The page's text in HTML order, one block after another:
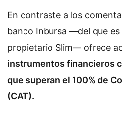
En contraste a los
banco Inbursa —del que
propietario Slim— ofrece
instrumentos financieros
que superan el 100% de
(CAT).